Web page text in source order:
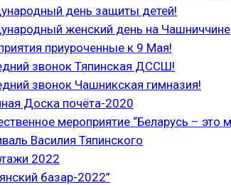
день защиты детей!
женский день на Чашниччине
приуроченные к 9 Мая!
звонок Тяпинская ДССШ!
звонок Чашникская гимназия!
Доска почёта-2020
мероприятие “Беларусь – это
Василия Тяпинского
2022
базар-2022”